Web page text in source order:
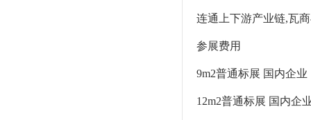
连通上下游产业链,瓦
参展费用
9m2普通标展 国内企业
12m2普通标展 国内企